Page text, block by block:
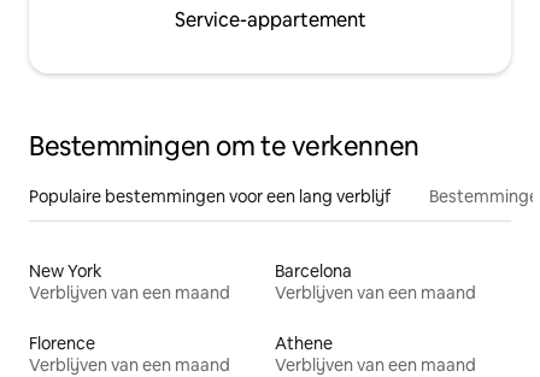
Service-appartement
Bestemmingen om te verkennen
Populaire bestemmingen voor een lang verblijf
New York
Verblijven van een maand
Barcelona
Verblijven van een maand
Florence
Verblijven van een maand
Athene
Verblijven van een maand